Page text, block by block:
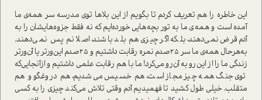
این خاطره را هم تعریف کردم تا بگویم از این بلاها توی مدرسه سر همه‌ی ما
آمده است و همه‌ی ما به تور بچه‌هایی خورده‌ایم که نه فقط جزوه‌هایشان را به
آدم قرض نمی‌دهند، بلکه اگر چیزی هم بلد باشند، اصلا نم پس نمی‌دهند.
به‌هرحال همه‌ی ما سر 25صدم نمره رقابت داشتیم و 25صدم این‌ورتر یا آن‌ورتر
زندگی ما را از این‌رو به آن‌رو می‌کرد! ما با هم رقابت علمی داشتیم و ازآنجایی‌که
توی جنگ همه ‌چیز مجاز است، هم خسیس می‌شدیم، هم دروغگو و هم
متقلب. خیلی طول کشید تا فهمیدیم آدم وقتی تلاش می‌کند چیزی را به کسی